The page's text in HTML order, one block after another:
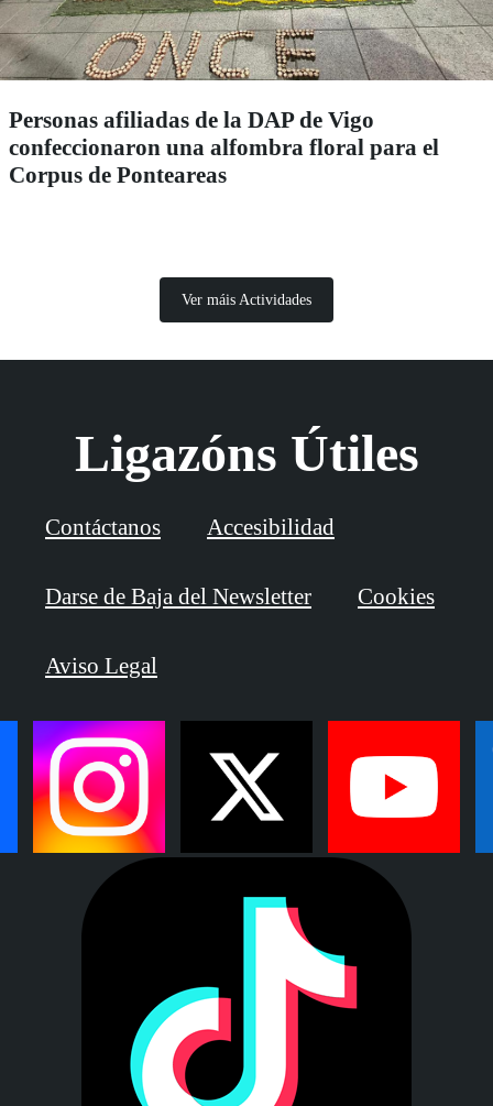
Personas afiliadas de la DAP de Vigo
confeccionaron una alfombra floral para el
Corpus de Ponteareas
Ver máis Actividades
Ligazóns Útiles
Contáctanos Accesibilidad
Darse de Baja del Newsletter Cookies
Aviso Legal